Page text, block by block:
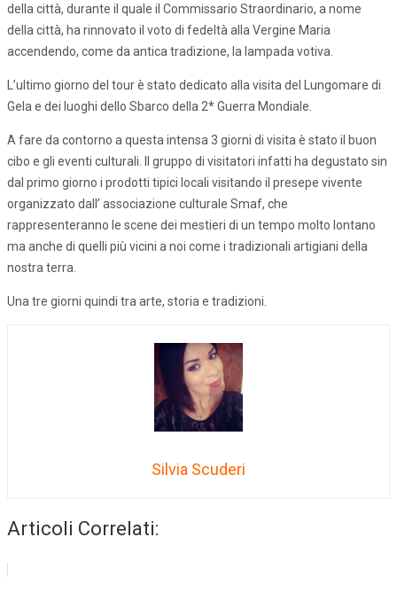
della città, durante il quale il Commissario Straordinario, a nome
della città, ha rinnovato il voto di fedeltà alla Vergine Maria
accendendo, come da antica tradizione, la lampada votiva.
L’ultimo giorno del tour è stato dedicato alla visita del Lungomare di
Gela e dei luoghi dello Sbarco della 2* Guerra Mondiale.
A fare da contorno a questa intensa 3 giorni di visita è stato il buon
cibo e gli eventi culturali. Il gruppo di visitatori infatti ha degustato sin
dal primo giorno i prodotti tipici locali visitando il presepe vivente
organizzato dall’ associazione culturale Smaf, che
rappresenteranno le scene dei mestieri di un tempo molto lontano
ma anche di quelli più vicini a noi come i tradizionali artigiani della
nostra terra.
Una tre giorni quindi tra arte, storia e tradizioni.
Silvia Scuderi
Articoli Correlati: